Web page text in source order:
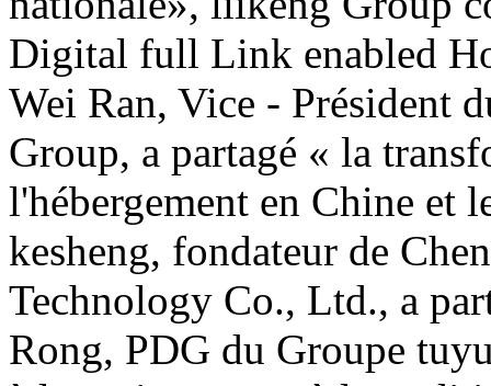
Digital full Link enabled
Wei Ran, Vice - Président
Group, a partagé « la
l'hébergement en Chine et
kesheng, fondateur de
Technology Co., Ltd., a
Rong, PDG du Groupe